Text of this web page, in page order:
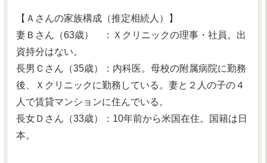
【Ａさんの家族構成（推定相続人）】
妻Ｂさん（63歳） ：Ｘクリニックの理事・社員。出
資持分はない。
長男Ｃさん（35歳）：内科医。母校の附属病院に勤務
後、Ｘクリニックに勤務している。妻と２人の子の４
人で賃貸マンションに住んでいる。
長女Ｄさん（33歳）：10年前から米国在住。国籍は日
本。